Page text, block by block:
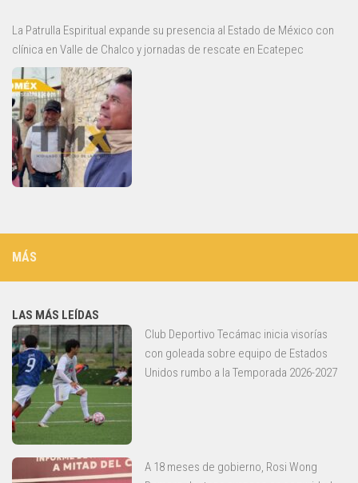
La Patrulla Espiritual expande su presencia al Estado de México con
clínica en Valle de Chalco y jornadas de rescate en Ecatepec
MÁS
LAS MÁS LEÍDAS
Club Deportivo Tecámac inicia visorías
con goleada sobre equipo de Estados
Unidos rumbo a la Temporada 2026-2027
A 18 meses de gobierno, Rosi Wong